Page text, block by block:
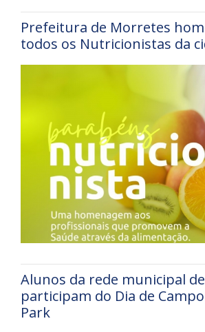
Prefeitura de Morretes
todos os Nutricionistas da
Alunos da rede municipal
participam do Dia de
Park